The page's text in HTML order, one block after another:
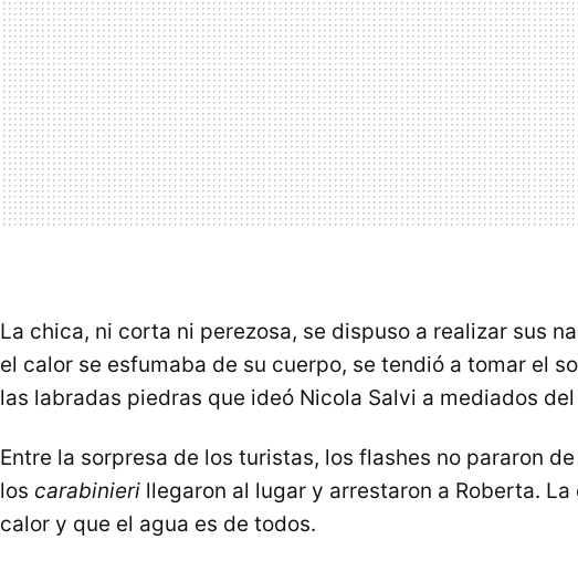
La chica, ni corta ni perezosa, se dispuso a realizar sus
el calor se esfumaba de su cuerpo, se tendió a tomar el
las labradas piedras que ideó Nicola Salvi a mediados del
Entre la sorpresa de los turistas, los flashes no pararon
los carabinieri llegaron al lugar y arrestaron a Roberta.
calor y que el agua es de todos.